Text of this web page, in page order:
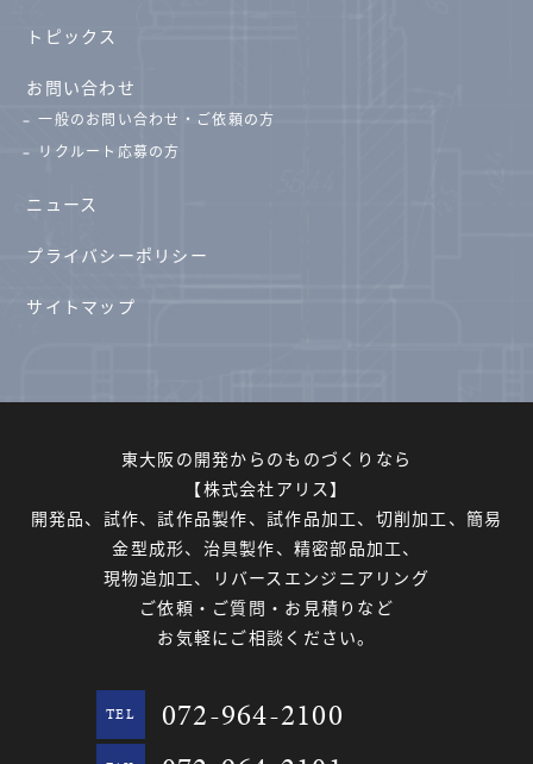
トピックス
お問い合わせ
一般のお問い合わせ・ご依頼の方
リクルート応募の方
ニュース
プライバシーポリシー
サイトマップ
東大阪の開発からのものづくりなら
【株式会社アリス】
開発品、試作、試作品製作、試作品加工、切削加工、簡易
金型成形、治具製作、精密部品加工、
現物追加工、リバースエンジニアリング
ご依頼・ご質問・お見積りなど
お気軽にご相談ください。
TEL 072-964-2100